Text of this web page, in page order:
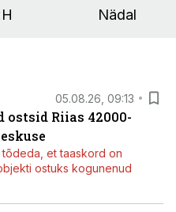
Nädal
05.08.26, 09:13
Riias 42000-
tõdeda, et taaskord on
ostuks kogunenud